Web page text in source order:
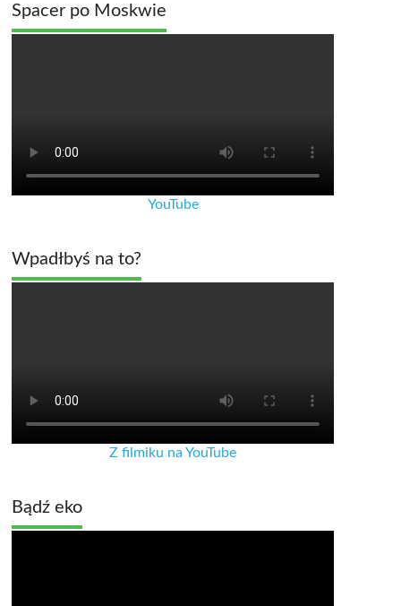
Spacer po Moskwie
YouTube
Wpadłbyś na to?
Z filmiku na YouTube
Bądź eko